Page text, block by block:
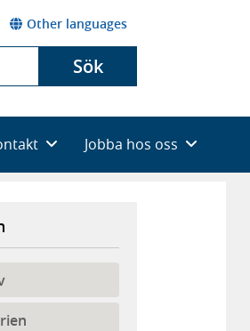
Other languages
Sök
Jobba hos oss